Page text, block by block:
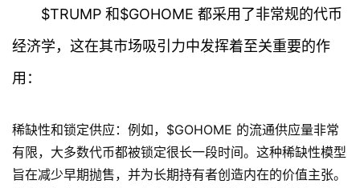
$TRUMP 和$GOHOME 都采用了非常规的代币
经济学，这在其市场吸引力中发挥着至关重要的作
用：
稀缺性和锁定供应：例如，$GOHOME 的流通供应量非常
有限，大多数代币都被锁定很长一段时间。这种稀缺性模型
旨在减少早期抛售，并为长期持有者创造内在的价值主张。